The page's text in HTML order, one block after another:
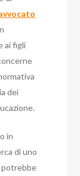
ai figli
dei
in
di uno
potrebbe